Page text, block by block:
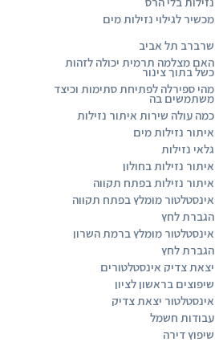
מכשיר לגילוי נזילות מים
שרברב תל אביב
האם מצלמה תרמית יכולה לזהות
כשל בתוך צינור
מהי ספירלה לפתיחת סתימות וכיצד
משתמשים בה
כמה עולה שירות איתור נזילות
איתור נזילות מים
גלאי נזילות
איתור נזילות בחולון
איתור נזילות בפתח תקווה
אינסטלטור מומלץ בפתח תקווה
הגברת לחץ
אינסטלטור מומלץ ברמת השרון
הגברת לחץ
יצאת צדיק אינסטלטורים
שיפוצים בראשון לציון
אינסטלטור יצאת צדיק
עבודות חשמל
שיפוץ דירה